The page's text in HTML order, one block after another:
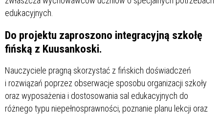
edukacyjnych.
Do projektu zaproszono integracyjną szkołę
fińską z Kuusankoski.
Nauczyciele pragną skorzystać z fińskich doświadczeń
i rozwiązań poprzez obserwacje sposobu organizacji szkoły
oraz wyposażenia i dostosowania sal edukacyjnych do
różnego typu niepełnosprawności, poznanie planu lekcji oraz